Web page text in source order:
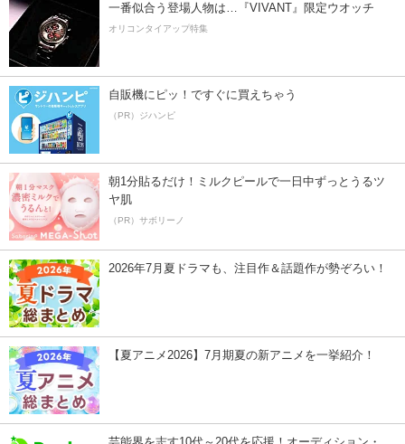
一番似合う登場人物は…『VIVANT』限定ウオッチ
オリコンタイアップ特集
自販機にピッ！ですぐに買えちゃう
（PR）ジハンピ
朝1分貼るだけ！ミルクピールで一日中ずっとうるツ
ヤ肌
（PR）サボリーノ
2026年7月夏ドラマも、注目作＆話題作が勢ぞろい！
【夏アニメ2026】7月期夏の新アニメを一挙紹介！